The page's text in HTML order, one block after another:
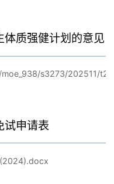
质强健计划的意见
s3273/202511/
试申请表
(2024).docx